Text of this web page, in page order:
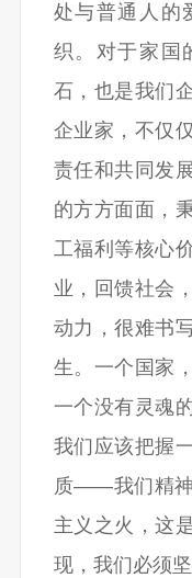
处与普通人的
织。对于家国
石，也是我们
企业家，不仅
责任和共同发
的方方面面，
工福利等核心
业，回馈社会
动力，很难书
生。一个国家
一个没有灵魂
我们应该把握
质——我们精神
主义之火，这
现，我们必须